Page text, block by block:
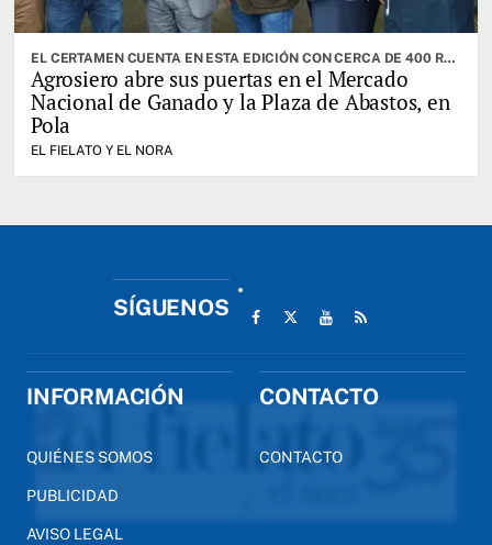
EL CERTAMEN CUENTA EN ESTA EDICIÓN CON CERCA DE 400 RESES. CABRANES ES EL CONCEJO INVITADO
Agrosiero abre sus puertas en el Mercado
Nacional de Ganado y la Plaza de Abastos, en
Pola
EL FIELATO Y EL NORA
SÍGUENOS
INFORMACIÓN
QUIÉNES SOMOS
PUBLICIDAD
AVISO LEGAL
CONTACTO
CONTACTO